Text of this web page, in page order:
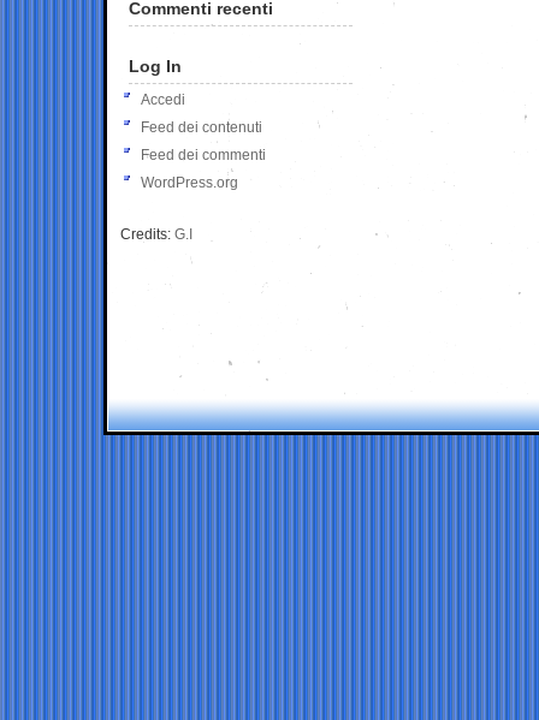
Commenti recenti
Log In
Accedi
Feed dei contenuti
Feed dei commenti
WordPress.org
Credits: G.I